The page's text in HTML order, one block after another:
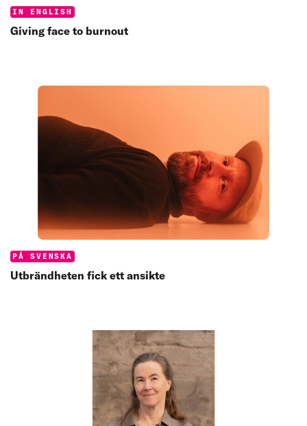
Categories:
IN ENGLISH
Giving face to burnout
Categories:
PÅ SVENSKA
Utbrändheten fick ett ansikte